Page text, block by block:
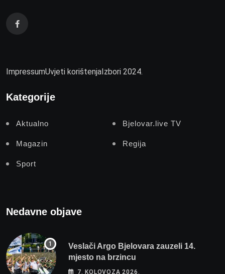
ImpressumUvjeti korištenja Izbori 2024.
Kategorije
Aktualno Bjelovar.live TV
Magazin Regija
Sport
Nedavne objave
Veslači Argo Bjelovara zauzeli 14.
mjesto na brzincu
7. KOLOVOZA 2026.